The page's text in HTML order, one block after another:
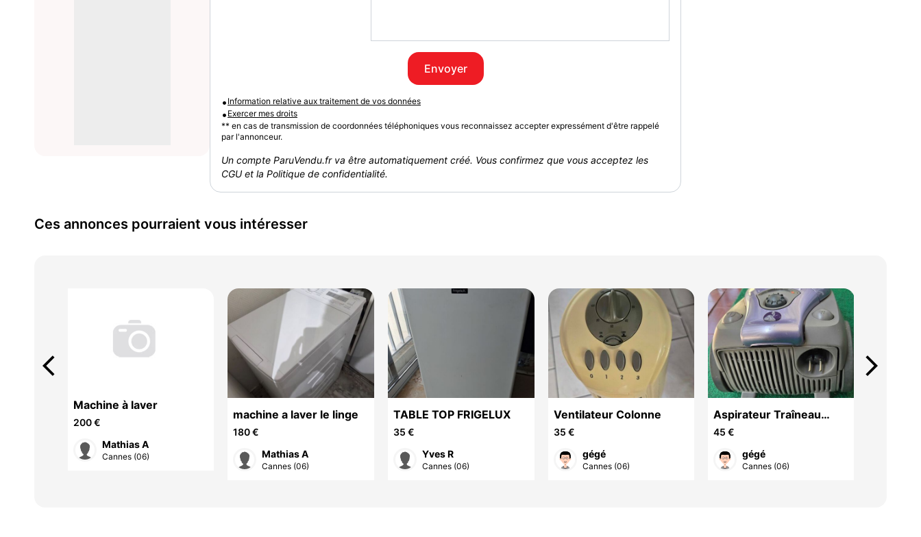
Envoyer
• Information relative aux traitement de vos données
• Exercer mes droits
** en cas de transmission de coordonnées téléphoniques vous reconnaissez accepter expressément d'être rappelé
par l'annonceur.
Un compte ParuVendu.fr va être automatiquement créé. Vous confirmez que vous acceptez les
CGU et la Politique de confidentialité.
Ces annonces pourraient vous intéresser
Machine à laver
200 €
Mathias A
Cannes (06)
machine a laver le linge
180 €
Mathias A
Cannes (06)
TABLE TOP FRIGELUX
35 €
Yves R
Cannes (06)
Ventilateur Colonne
35 €
gégé
Cannes (06)
Aspirateur Traîneau
Philips City Line
45 €
gégé
Cannes (06)
arrow_back_ios arrow_forward_ios